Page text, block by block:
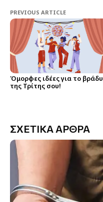
PREVIOUS ARTICLE
Όμορφες ιδέες για το βράδυ
της Τρίτης σου!
ΣΧΕΤΙΚΑ ΑΡΘΡΑ